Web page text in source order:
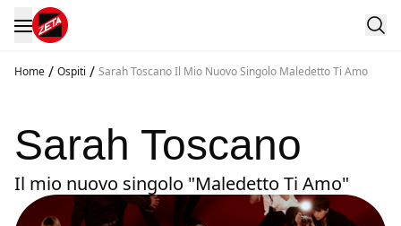
Home / Ospiti / Sarah Toscano Il Mio Nuovo Singolo Maledetto Ti Amo
Sarah Toscano
Il mio nuovo singolo "Maledetto Ti Amo"